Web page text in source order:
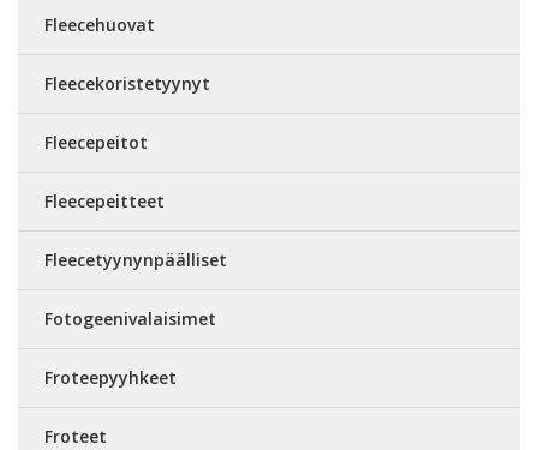
Fleecehuovat
Fleecekoristetyynyt
Fleecepeitot
Fleecepeitteet
Fleecetyynynpäälliset
Fotogeenivalaisimet
Froteepyyhkeet
Froteet